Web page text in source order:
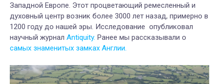
Западной Европе. Этот процветающий ремесленный и
духовный центр возник более 3000 лет назад, примерно в
1200 году до нашей эры. Исследование опубликовал
научный журнал Antiquity. Ранее мы рассказывали о
самых знаменитых замках Англии.